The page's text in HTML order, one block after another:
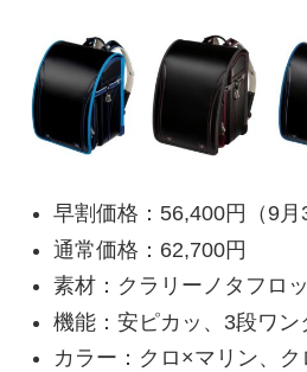
早割価格：56,400円（9月
通常価格：62,700円
素材：クラリーノタフロ
機能：安ピカッ、3段ワン
カラー：クロ×マリン、